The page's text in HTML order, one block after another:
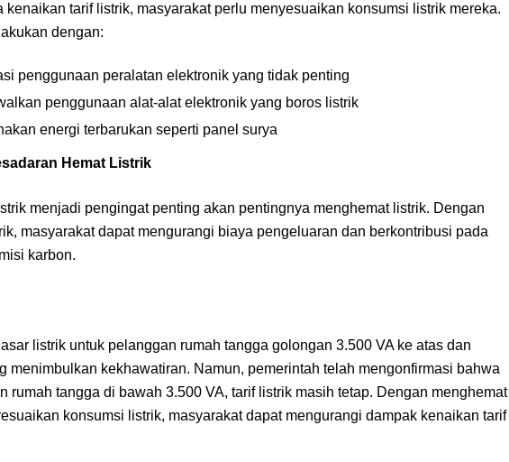
kenaikan tarif listrik, masyarakat perlu menyesuaikan konsumsi listrik mereka.
dengan:
penggunaan peralatan elektronik yang tidak penting
penggunaan alat-alat elektronik yang boros listrik
energi terbarukan seperti panel surya
Hemat Listrik
menjadi pengingat penting akan pentingnya menghemat listrik. Dengan
masyarakat dapat mengurangi biaya pengeluaran dan berkontribusi pada
karbon.
listrik untuk pelanggan rumah tangga golongan 3.500 VA ke atas dan
menimbulkan kekhawatiran. Namun, pemerintah telah mengonfirmasi bahwa
rumah tangga di bawah 3.500 VA, tarif listrik masih tetap. Dengan menghemat
konsumsi listrik, masyarakat dapat mengurangi dampak kenaikan tarif